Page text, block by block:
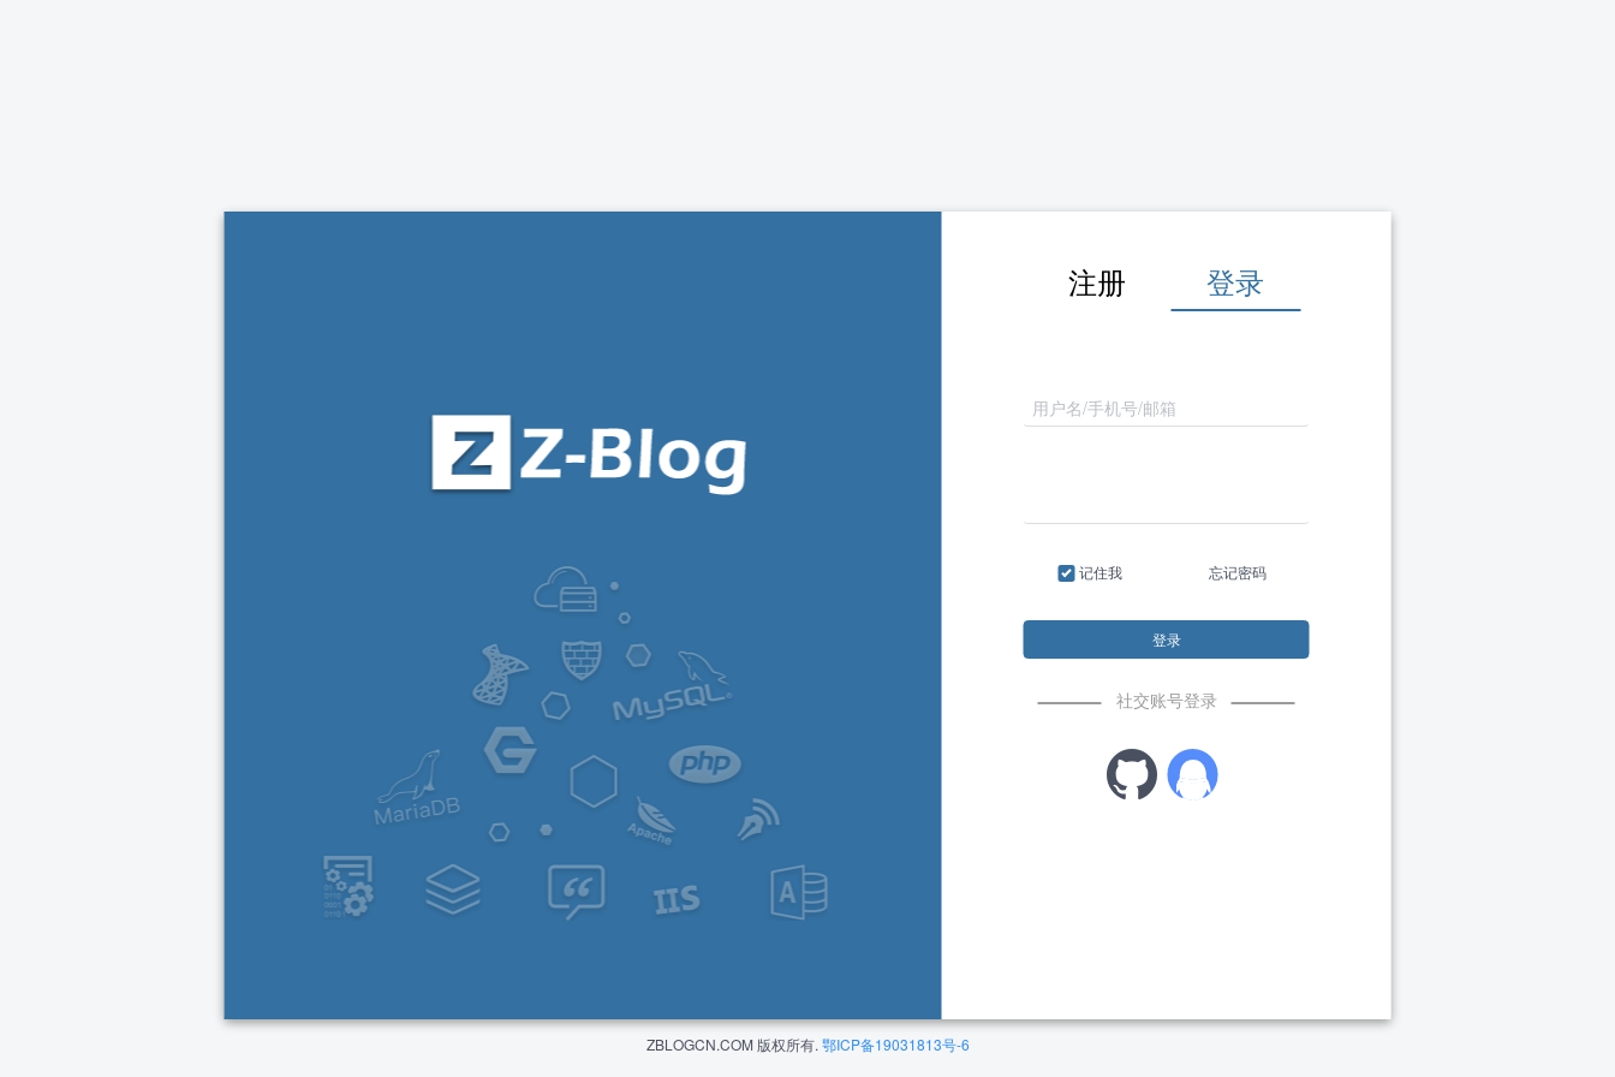
注册 登录
记住我 忘记密码
登录
社交账号登录
ZBLOGCN.COM 版权所有. 鄂ICP备19031813号-6